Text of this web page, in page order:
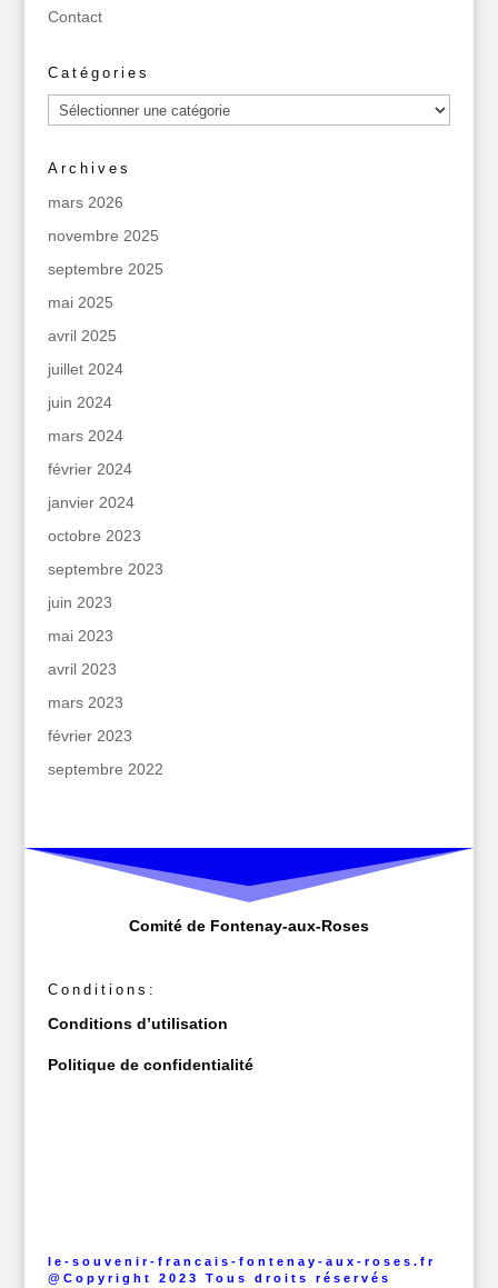
Contact
Catégories
Catégories
Archives
mars 2026
novembre 2025
septembre 2025
mai 2025
avril 2025
juillet 2024
juin 2024
mars 2024
février 2024
janvier 2024
octobre 2023
septembre 2023
juin 2023
mai 2023
avril 2023
mars 2023
février 2023
septembre 2022
Comité de Fontenay-aux-Roses
Conditions:
Conditions d’utilisation
Politique de confidentialité
le-souvenir-francais-fontenay-aux-roses.fr
@Copyright 2023 Tous droits réservés